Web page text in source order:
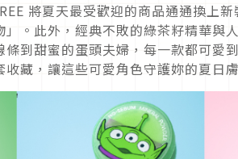
將夏天最受歡迎的商品通通換上
。此外，經典不敗的綠茶籽精華與
到甜蜜的蛋頭夫婦，每一款都可愛
藏，讓這些可愛角色守護妳的夏日膚